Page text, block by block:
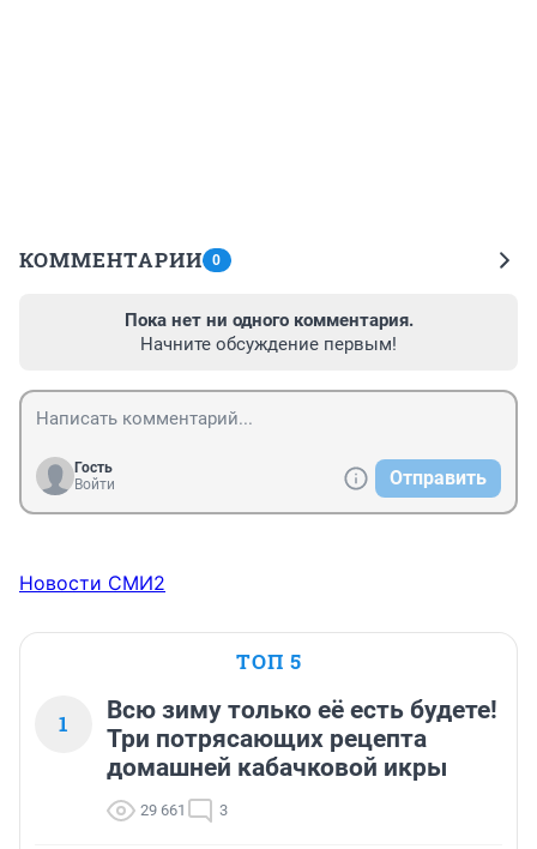
КОММЕНТАРИИ 0
Пока нет ни одного комментария.
Начните обсуждение первым!
Гость
Войти
Отправить
Новости СМИ2
ТОП 5
1
Всю зиму только её есть будете!
Три потрясающих рецепта
домашней кабачковой икры
29 661 3